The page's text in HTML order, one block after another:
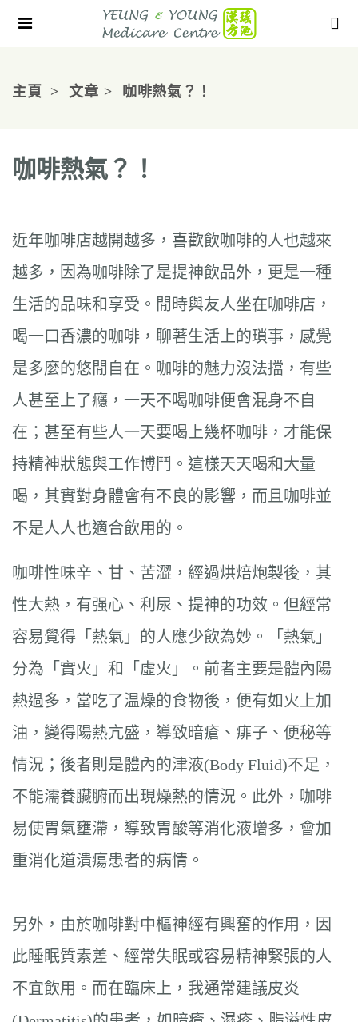
主頁 文章 咖啡熱氣？！
咖啡熱氣？！
近年咖啡店越開越多，喜歡飲咖啡的人也越來
越多，因為咖啡除了是提神飲品外，更是一種
生活的品味和享受。閒時與友人坐在咖啡店，
喝一口香濃的咖啡，聊著生活上的瑣事，感覺
是多麼的悠閒自在。咖啡的魅力沒法擋，有些
人甚至上了癮，一天不喝咖啡便會混身不自
在；甚至有些人一天要喝上幾杯咖啡，才能保
持精神狀態與工作博鬥。這樣天天喝和大量
喝，其實對身體會有不良的影響，而且咖啡並
不是人人也適合飲用的。
咖啡性味辛、甘、苦澀，經過烘焙炮製後，其
性大熱，有强心、利尿、提神的功效。但經常
容易覺得「熱氣」的人應少飲為妙。「熱氣」
分為「實火」和「虛火」。前者主要是體內陽
熱過多，當吃了温燥的食物後，便有如火上加
油，變得陽熱亢盛，導致暗瘡、痱子、便秘等
情況；後者則是體內的津液(Body Fluid)不足，
不能濡養臟腑而出現燥熱的情況。此外，咖啡
易使胃氣壅滯，導致胃酸等消化液增多，會加
重消化道潰瘍患者的病情。
另外，由於咖啡對中樞神經有興奮的作用，因
此睡眠質素差、經常失眠或容易精神緊張的人
不宜飲用。而在臨床上，我通常建議皮炎